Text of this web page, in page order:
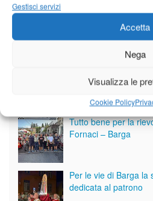
Gestisci servizi
Accetta
Nega
Visualizza le
Cookie Policy
Giornale di Barga Tv
Tutto bene per la
Fornaci – Barga
Per le vie di Barga la
dedicata al patrono